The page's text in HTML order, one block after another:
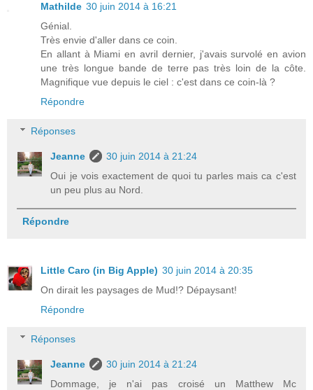
Mathilde 30 juin 2014 à 16:21
Génial.
Très envie d'aller dans ce coin.
En allant à Miami en avril dernier, j'avais survolé en avion
une très longue bande de terre pas très loin de la côte.
Magnifique vue depuis le ciel : c'est dans ce coin-là ?
Répondre
Réponses
Jeanne
30 juin 2014 à 21:24
Oui je vois exactement de quoi tu parles mais ca c'est
un peu plus au Nord.
Répondre
Little Caro (in Big Apple) 30 juin 2014 à 20:35
On dirait les paysages de Mud!? Dépaysant!
Répondre
Réponses
Jeanne
30 juin 2014 à 21:24
Dommage, je n'ai pas croisé un Matthew Mc